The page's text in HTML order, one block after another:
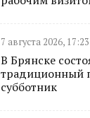
7 августа 2026, 17:23
В Брянске
традиционный
субботник